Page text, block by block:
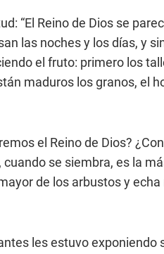
“El Reino de Dios se
las noches y los días, y
el fruto: primero los
maduros los granos, el
el Reino de Dios?
se siembra, es la
de los arbustos y
les estuvo exponiendo